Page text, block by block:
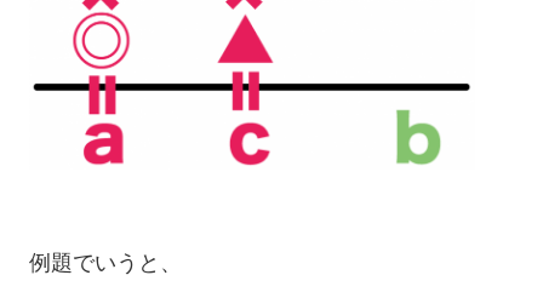
例題でいうと、